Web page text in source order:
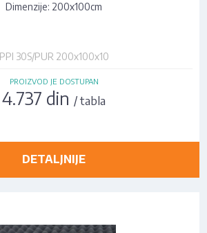
Dimenzije: 200x100cm
PPI 30S/PUR 200x100x10
PROIZVOD JE DOSTUPAN
4.737 din / tabla
DETALJNIJE